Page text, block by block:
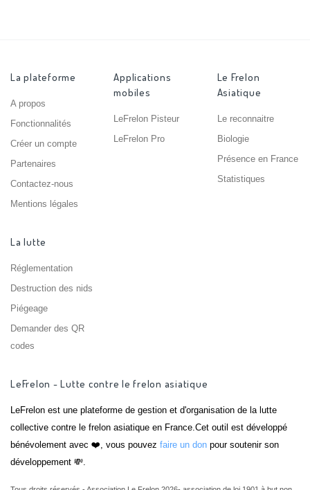
La plateforme
A propos
Fonctionnalités
Créer un compte
Partenaires
Contactez-nous
Mentions légales
Applications
mobiles
LeFrelon Pisteur
LeFrelon Pro
Le Frelon
Asiatique
Le reconnaitre
Biologie
Présence en France
Statistiques
La lutte
Réglementation
Destruction des nids
Piégeage
Demander des QR
codes
LeFrelon - Lutte contre le frelon asiatique
LeFrelon est une plateforme de gestion et d'organisation de la lutte
collective contre le frelon asiatique en France.Cet outil est développé
bénévolement avec ❤️, vous pouvez faire un don pour soutenir son
développement 💸.